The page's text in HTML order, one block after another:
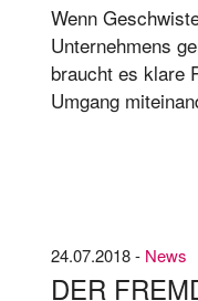
Wenn
Unternehmens
braucht es klare
Umgang miteinander. Von Nina
mehr sind.
24.07.2018 - News
DER